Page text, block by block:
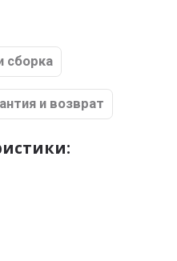
сборка
и возврат